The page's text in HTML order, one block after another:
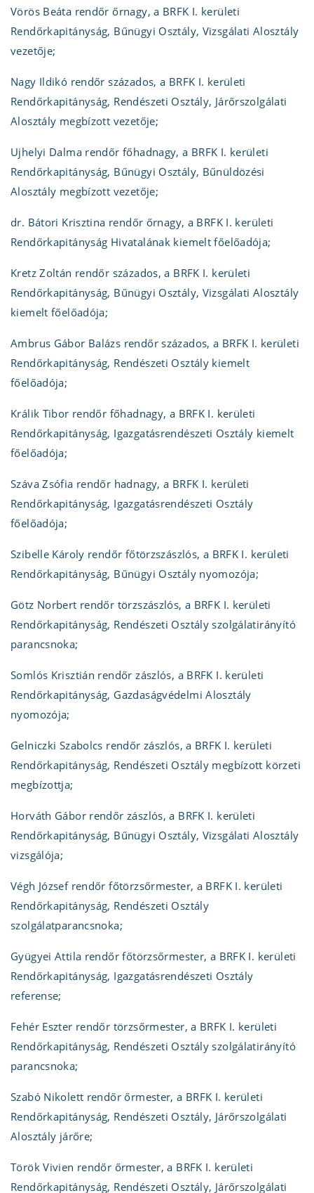
Vörös Beáta rendőr őrnagy, a BRFK I. kerületi
Rendőrkapitányság, Bűnügyi Osztály, Vizsgálati Alosztály
vezetője;
Nagy Ildikó rendőr százados, a BRFK I. kerületi
Rendőrkapitányság, Rendészeti Osztály, Járőrszolgálati
Alosztály megbízott vezetője;
Ujhelyi Dalma rendőr főhadnagy, a BRFK I. kerületi
Rendőrkapitányság, Bűnügyi Osztály, Bűnüldözési
Alosztály megbízott vezetője;
dr. Bátori Krisztina rendőr őrnagy, a BRFK I. kerületi
Rendőrkapitányság Hivatalának kiemelt főelőadója;
Kretz Zoltán rendőr százados, a BRFK I. kerületi
Rendőrkapitányság, Bűnügyi Osztály, Vizsgálati Alosztály
kiemelt főelőadója;
Ambrus Gábor Balázs rendőr százados, a BRFK I. kerületi
Rendőrkapitányság, Rendészeti Osztály kiemelt
főelőadója;
Králik Tibor rendőr főhadnagy, a BRFK I. kerületi
Rendőrkapitányság, Igazgatásrendészeti Osztály kiemelt
főelőadója;
Száva Zsófia rendőr hadnagy, a BRFK I. kerületi
Rendőrkapitányság, Igazgatásrendészeti Osztály
főelőadója;
Szibelle Károly rendőr főtörzszászlós, a BRFK I. kerületi
Rendőrkapitányság, Bűnügyi Osztály nyomozója;
Götz Norbert rendőr törzszászlós, a BRFK I. kerületi
Rendőrkapitányság, Rendészeti Osztály szolgálatirányító
parancsnoka;
Somlós Krisztián rendőr zászlós, a BRFK I. kerületi
Rendőrkapitányság, Gazdaságvédelmi Alosztály
nyomozója;
Gelniczki Szabolcs rendőr zászlós, a BRFK I. kerületi
Rendőrkapitányság, Rendészeti Osztály megbízott körzeti
megbízottja;
Horváth Gábor rendőr zászlós, a BRFK I. kerületi
Rendőrkapitányság, Bűnügyi Osztály, Vizsgálati Alosztály
vizsgálója;
Végh József rendőr főtörzsőrmester, a BRFK I. kerületi
Rendőrkapitányság, Rendészeti Osztály
szolgálatparancsnoka;
Gyügyei Attila rendőr főtörzsőrmester, a BRFK I. kerületi
Rendőrkapitányság, Igazgatásrendészeti Osztály
referense;
Fehér Eszter rendőr törzsőrmester, a BRFK I. kerületi
Rendőrkapitányság, Rendészeti Osztály szolgálatirányító
parancsnoka;
Szabó Nikolett rendőr őrmester, a BRFK I. kerületi
Rendőrkapitányság, Rendészeti Osztály, Járőrszolgálati
Alosztály járőre;
Török Vivien rendőr őrmester, a BRFK I. kerületi
Rendőrkapitányság, Rendészeti Osztály, Járőrszolgálati